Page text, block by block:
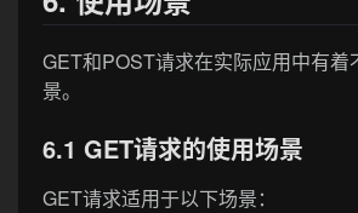
GET和POST请求在实际应用中有着
景。
6.1 GET请求的使用场景
GET请求适用于以下场景：